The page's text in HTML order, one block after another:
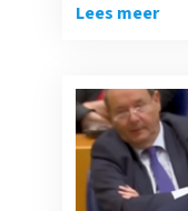
Lees meer